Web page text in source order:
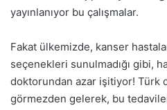
yayınlanıyor bu çalışmalar.
Fakat ülkemizde, kanser
seçenekleri sunulmadığı gibi,
doktorundan azar işitiyor! Türk
görmezden gelerek, bu